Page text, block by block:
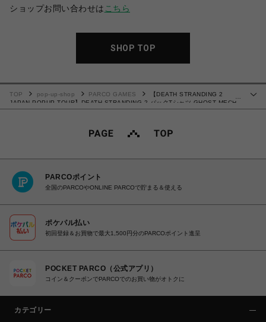
ショップお問い合わせは こちら
SHOP TOP
…
TOP pop-up-shop PARCO GAMES
【DEATH STRANDING 2
JAPAN POPUP TOUR】DEATH STRANDING 2 パックTシャツ GHOST MECH
ver. グレー
PARCOポイント
全国のPARCOやONLINE PARCOで貯まる＆使える
ポケパル払い
初回登録＆お買物で最大1,500円分のPARCOポイント進呈
POCKET PARCO（公式アプリ）
コイン＆クーポンでPARCOでのお買い物がオトクに
カテゴリー